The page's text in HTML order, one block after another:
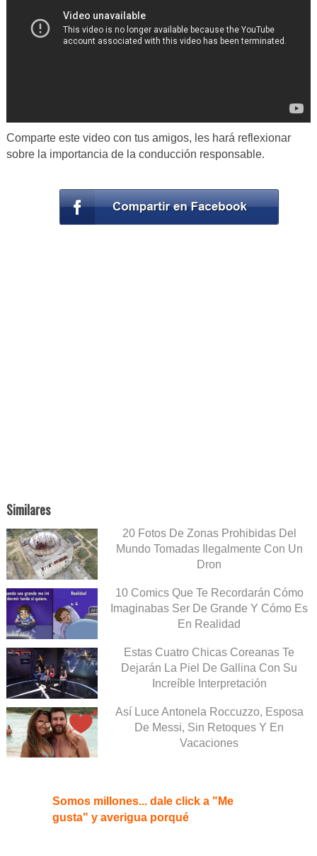
Comparte este video con tus amigos, les hará reflexionar
sobre la importancia de la conducción responsable.
Similares
20 Fotos De Zonas Prohibidas Del
Mundo Tomadas Ilegalmente Con Un
Dron
10 Comics Que Te Recordarán Cómo
Imaginabas Ser De Grande Y Cómo Es
En Realidad
Estas Cuatro Chicas Coreanas Te
Dejarán La Piel De Gallina Con Su
Increíble Interpretación
Así Luce Antonela Roccuzzo, Esposa
De Messi, Sin Retoques Y En
Vacaciones
Somos millones... dale click a "Me
gusta" y averigua porqué